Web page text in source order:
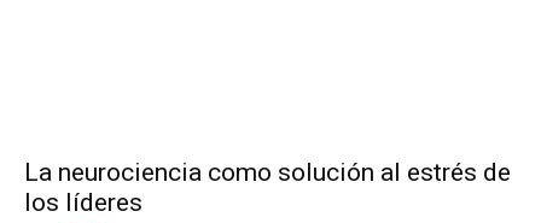
La neurociencia como solución al estrés de
los líderes